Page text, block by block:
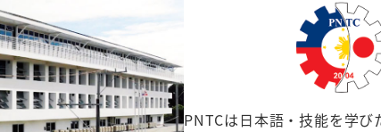
PNTCは日本語・技能を学